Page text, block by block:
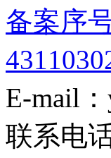
备案序
E-mail
联系电